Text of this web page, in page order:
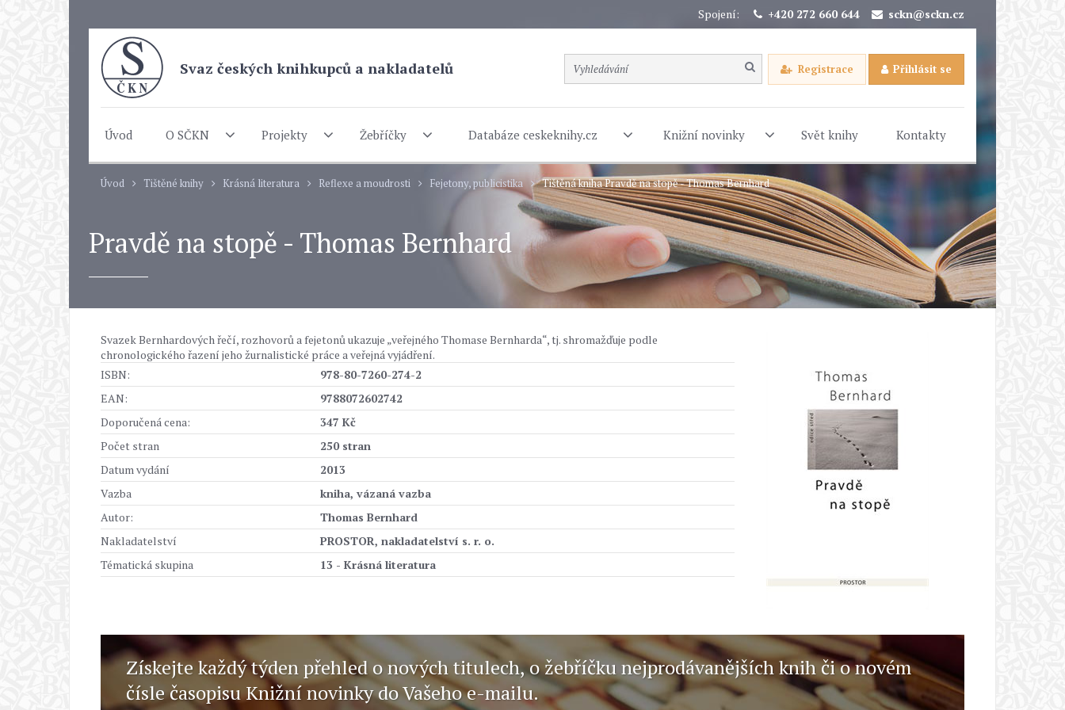
Spojení: +420 272 660 644 sckn@sckn.cz
Svaz českých knihkupců a nakladatelů Registrace Přihlásit se
Úvod O SČKN Projekty Žebříčky Databáze ceskeknihy.cz Knižní novinky Svět knihy Kontakty
Úvod Tištěné knihy Krásná literatura Reflexe a moudrosti Fejetony, publicistika Tištěná kniha Pravdě na stopě - Thomas Bernhard
Pravdě na stopě - Thomas Bernhard
Svazek Bernhardových řečí, rozhovorů a fejetonů ukazuje „veřejného Thomase Bernharda“, tj. shromažďuje podle
chronologického řazení jeho žurnalistické práce a veřejná vyjádření.
ISBN:
978-80-7260-274-2
EAN:
9788072602742
Doporučená cena:
347 Kč
Počet stran
250 stran
Datum vydání
2013
Vazba
kniha, vázaná vazba
Autor:
Thomas Bernhard
Nakladatelství
PROSTOR, nakladatelství s. r. o.
Tématická skupina
13 - Krásná literatura
Získejte každý týden přehled o nových titulech, o žebříčku nejprodávanějších knih či o novém
čísle časopisu Knižní novinky do Vašeho e-mailu.